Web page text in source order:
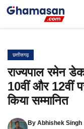
Skip
छत्तीसगढ़
राज्यपाल रमेन
10वीं और 12वीं
किया सम्मानित
By Abhishek Singh